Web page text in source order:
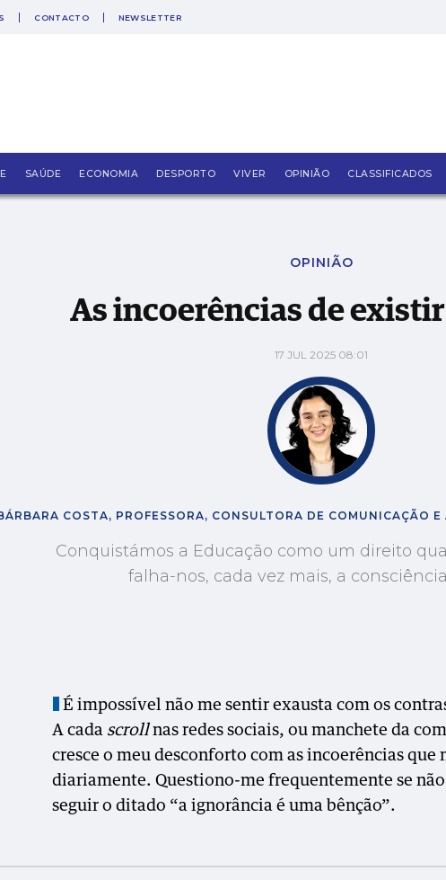
CONTACTO NEWSLETTER
SAÚDE ECONOMIA DESPORTO VIVER OPINIÃO CLASSIFICADOS
OPINIÃO
As incoerências de
17 JUL 2025 08:01
COSTA, PROFESSORA, CONSULTORA DE COMUNICAÇÃO
Conquistámos a Educação como um direito
falha-nos, cada vez mais, a
É impossível não me sentir exausta com os
A cada scrollnas redes sociais, ou manchete da
cresce o meu desconforto com as incoerências que
diariamente. Questiono-me frequentemente se
seguir o ditado “a ignorância é uma bênção”.